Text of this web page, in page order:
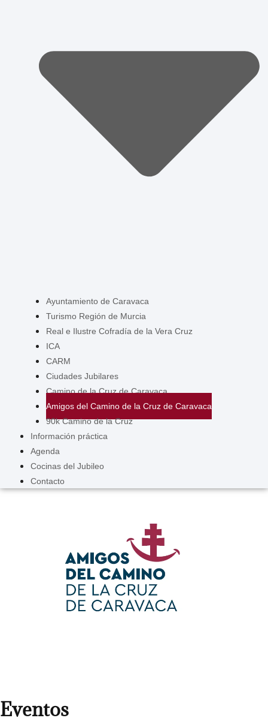
Ayuntamiento de Caravaca
Turismo Región de Murcia
Real e Ilustre Cofradía de la Vera Cruz
ICA
CARM
Ciudades Jubilares
Camino de la Cruz de Caravaca
Amigos del Camino de la Cruz de Caravaca
90k Camino de la Cruz
Información práctica
Agenda
Cocinas del Jubileo
Contacto
Eventos